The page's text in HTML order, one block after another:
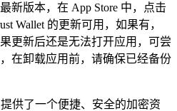
新版本，在 App Store 中，点击
Wallet 的更新可用，如果有，
更新后还是无法打开应用，可尝
在卸载应用前，请确保已经备份
提供了一个便捷、安全的加密资